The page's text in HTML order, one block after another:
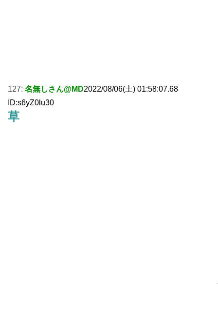
127: 名無しさん@MD2022/08/06(土) 01:58:07.68
ID:s6yZ0lu30
草